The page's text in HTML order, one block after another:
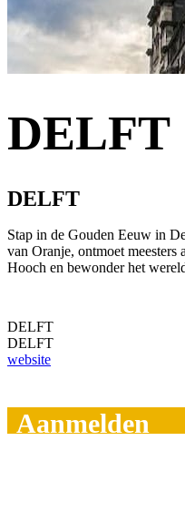
DELFT
DELFT
Stap in de Gouden Eeuw in
van Oranje, ontmoet meesters
Hooch en bewonder het
DELFT
DELFT
website
Aanmelden